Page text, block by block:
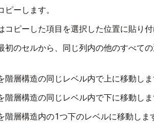
ーします。
ピーした項目を選択した位置に貼り付
初のセルから、同じ列内の他のすべて
階層構造の同じレベル内で上に移動しま
階層構造の同じレベル内で下に移動しま
階層構造内の1つ下のレベルに移動しま